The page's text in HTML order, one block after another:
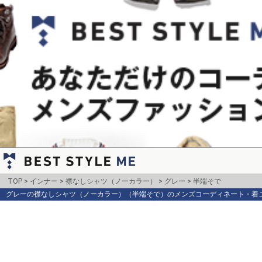
TOP インナー 襟なしシャツ（ノーカラー） グレー
半端そで
グレーの襟なしシャツ（ノーカラー）（半端そで）のメンズコーディネート・着